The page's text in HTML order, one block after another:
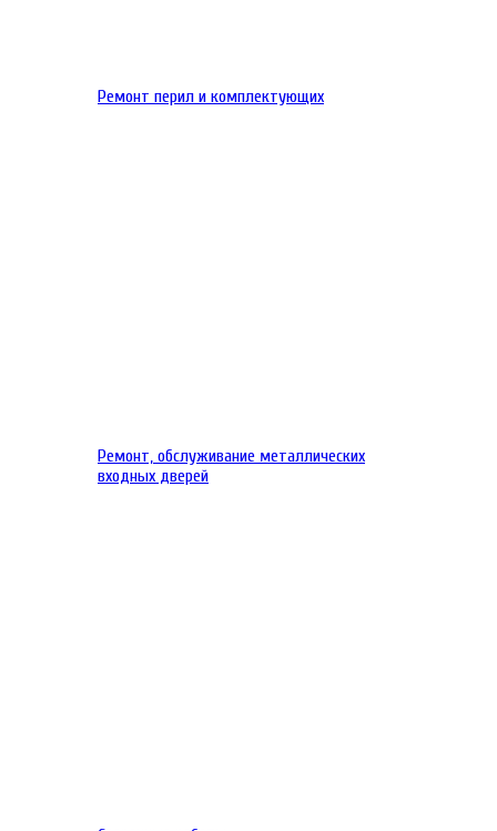
Ремонт перил и комплектующих
Ремонт, обслуживание металлических
входных дверей